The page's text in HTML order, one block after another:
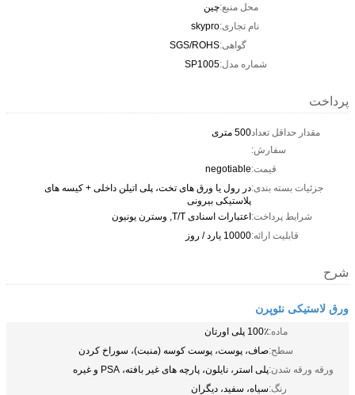
محل منبع:چین
نام تجاری:skypro
گواهی:SGS/ROHS
شماره مدل:SP1005
پرداخت
مقدار حداقل تعداد
سفارش:
500 متری
قیمت:negotiable
جزئیات بسته بندی:در رول یا ورق های تخت، پلی اتیلن داخلی + کیسه های
پلاستیکی بیرونی
شرایط پرداخت:اعتبارات اسنادی T/T, وسترن یونیون
قابلیت ارائه:10000 یارد / روز
شرح
ورق لاستیکی نئوپرن
ماده:100٪ پلی اورتان
سطح:صاف، پوست، پوست کوسه (منبت)، سوراخ کردن
ورقه ورقه شدن:پلی استر، نایلون، پارچه های غیر بافته، PSA و غیره
رنگ:سیاه، سفید، دیگران